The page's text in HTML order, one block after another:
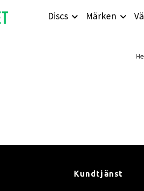
Discs Märken
Kundtjänst